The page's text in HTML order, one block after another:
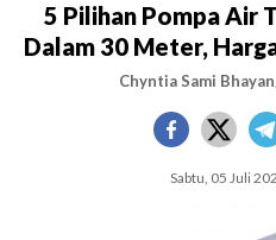
5 Pilihan Pompa Air
Dalam 30 Meter,
Chyntia Sami
Sabtu, 05 Juli